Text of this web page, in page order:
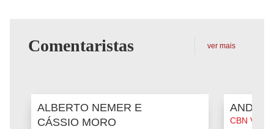
Comentaristas ver mais
ALBERTO NEMER E
CÁSSIO MORO
CBN Vida